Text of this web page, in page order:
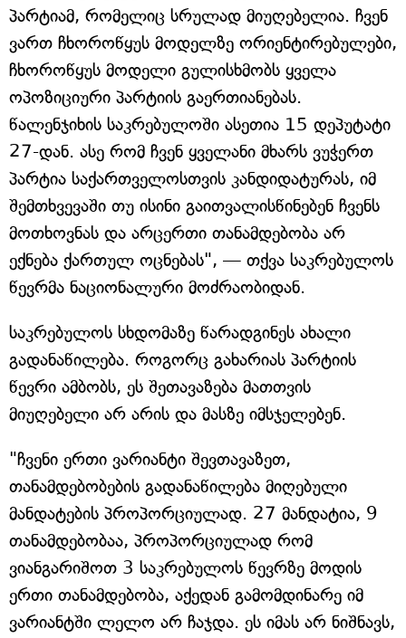
პარტიამ, რომელიც სრულად მიუღებელია. ჩვენ
ვართ ჩხოროწყუს მოდელზე ორიენტირებულები,
ჩხოროწყუს მოდელი გულისხმობს ყველა
ოპოზიციური პარტიის გაერთიანებას.
წალენჯიხის საკრებულოში ასეთია 15 დეპუტატი
27-დან. ასე რომ ჩვენ ყველანი მხარს ვუჭერთ
პარტია საქართველოსთვის კანდიდატურას, იმ
შემთხვევაში თუ ისინი გაითვალისწინებენ ჩვენს
მოთხოვნას და არცერთი თანამდებობა არ
ექნება ქართულ ოცნებას", — თქვა საკრებულოს
წევრმა ნაციონალური მოძრაობიდან.
საკრებულოს სხდომაზე წარადგინეს ახალი
გადანაწილება. როგორც გახარიას პარტიის
წევრი ამბობს, ეს შეთავაზება მათთვის
მიუღებელი არ არის და მასზე იმსჯელებენ.
"ჩვენი ერთი ვარიანტი შევთავაზეთ,
თანამდებობების გადანაწილება მიღებული
მანდატების პროპორციულად. 27 მანდატია, 9
თანამდებობაა, პროპორციულად რომ
ვიანგარიშოთ 3 საკრებულოს წევრზე მოდის
ერთი თანამდებობა, აქედან გამომდინარე იმ
ვარიანტში ლელო არ ჩაჯდა. ეს იმას არ ნიშნავს,